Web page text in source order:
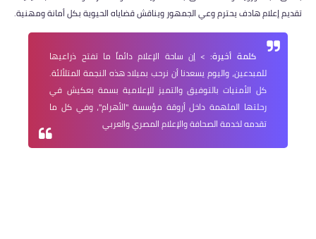
تقديم إعلام هادف يحترم وعي الجمهور ويناقش قضاياه الحيوية بكل أمانة ومهنية.
كلمة أخيرة:> إن ساحة الإعلام دائماً ما تفتح ذراعيها
للمبدعين، واليوم يسعدنا أن نرحب بميلاد هذه النجمة المتلألئة.
كل الأمنيات بالتوفيق والتميز للإعلامية بسمة بعكيش في
رحلتها الملهمة داخل أروقة مؤسسة "الأهرام"، وفي كل ما
تقدمه لخدمة الصحافة والإعلام المصري والعربي